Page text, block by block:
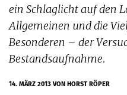
ein Schlaglicht auf den
Allgemeinen und die
Besonderen – der
Bestandsaufnahme.
14. MÄRZ 2013VON HORST RÖPER